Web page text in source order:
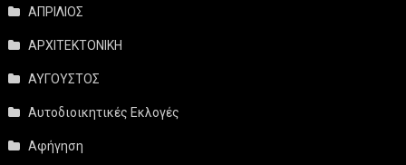
ΑΠΡΙΛΙΟΣ
ΑΡΧΙΤΕΚΤΟΝΙΚΗ
ΑΥΓΟΥΣΤΟΣ
Αυτοδιοικητικές Εκλογές
Αφήγηση